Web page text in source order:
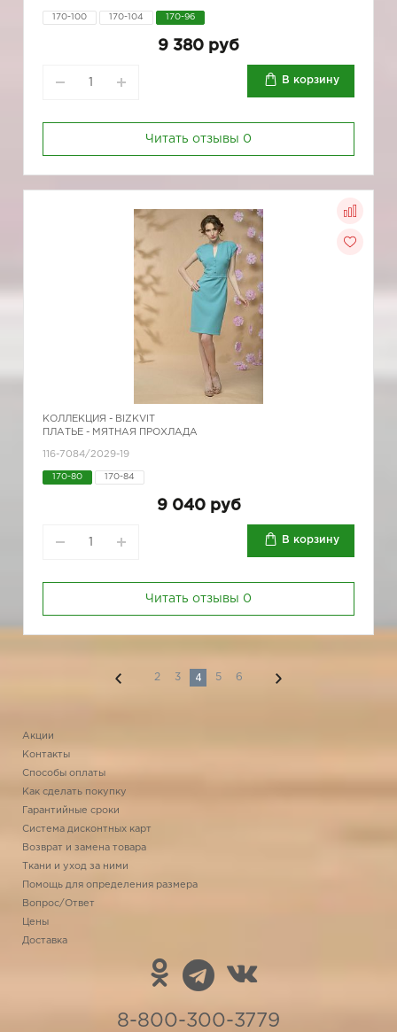
170-100 170-104 170-96
9 380 руб
В корзину
Читать отзывы 0
КОЛЛЕКЦИЯ - BIZKVIT
ПЛАТЬЕ - МЯТНАЯ ПРОХЛАДА
116-7084/2029-19
170-80 170-84
9 040 руб
В корзину
Читать отзывы 0
2 3 4 5 6
Акции
Контакты
Способы оплаты
Как сделать покупку
Гарантийные сроки
Система дисконтных карт
Возврат и замена товара
Ткани и уход за ними
Помощь для определения размера
Вопрос/Ответ
Цены
Доставка
8-800-300-3779